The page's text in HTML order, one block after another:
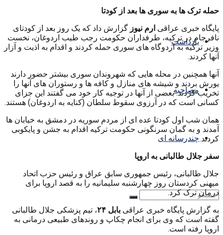
یادداشت
مصاحبه
چندرسانه ای
حمله ترک ها به سوری ها بعد از کودتا
پایگاه خبری عراقی ارم نیوز گزارش داد که یک روز بعد از کودتای
نافرجام در ترکیه، طرفداران حکومت رجب طیب اردوغان، نخست
وزیر ترکیه به اردوگاه های سوری حمله کردند و اقدام به اذیت و آزار
آنها کردند.
آنها همچنین در محله هایی که شهروندان سوری بیشتر حضور دارند
یورش بردند و شیشه های منازل و کافه ها و رستوران های آنها را
تخریب کردند. بعضی از آنها در توجیه کار خود می گفتند این جزای
کسانی است که در آرزوی سقوط سلطان (کنایه به اردوغان) هستند.
همان شب اول کودتا عده ای از مردم سوریه در دمشق به خیابان ها
آمدند و به گمان سرنگونی حکومت ترکیه اقدام به جشن و پایکوبی
کردند.
سفر جلال طالبانی به اروپا
جلال طالبانی، رئیس جمهوری سابق عراق و رئیس حزب اتحاد
میهنی کردستان روز چهارشنبه سلیمانیه را به قصد اروپا برای
درمان ترک کرد.
به گزارش پایگاه خبری عراقی بابل ۲۴
، تیم پزشکی جلال طالبانی
گفته است که وی برای انجام چکاپ و روندهای طبیعی درمانی به
اروپا رفته است.